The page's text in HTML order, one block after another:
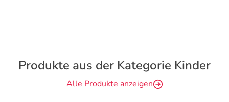
Produkte aus der Kategorie Kinder
Alle Produkte anzeigen